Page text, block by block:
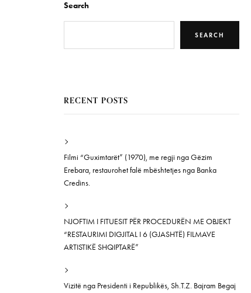
Search
SEARCH
RECENT POSTS
Filmi “Guximtarët” (1970), me regji nga Gëzim
Erebara, restaurohet falë mbështetjes nga Banka
Credins.
NJOFTIM I FITUESIT PËR PROCEDURËN ME OBJEKT
“RESTAURIMI DIGJITAL I 6 (GJASHTË) FILMAVE
ARTISTIKË SHQIPTARË”
Vizitë nga Presidenti i Republikës, Sh.T.Z. Bajram Begaj